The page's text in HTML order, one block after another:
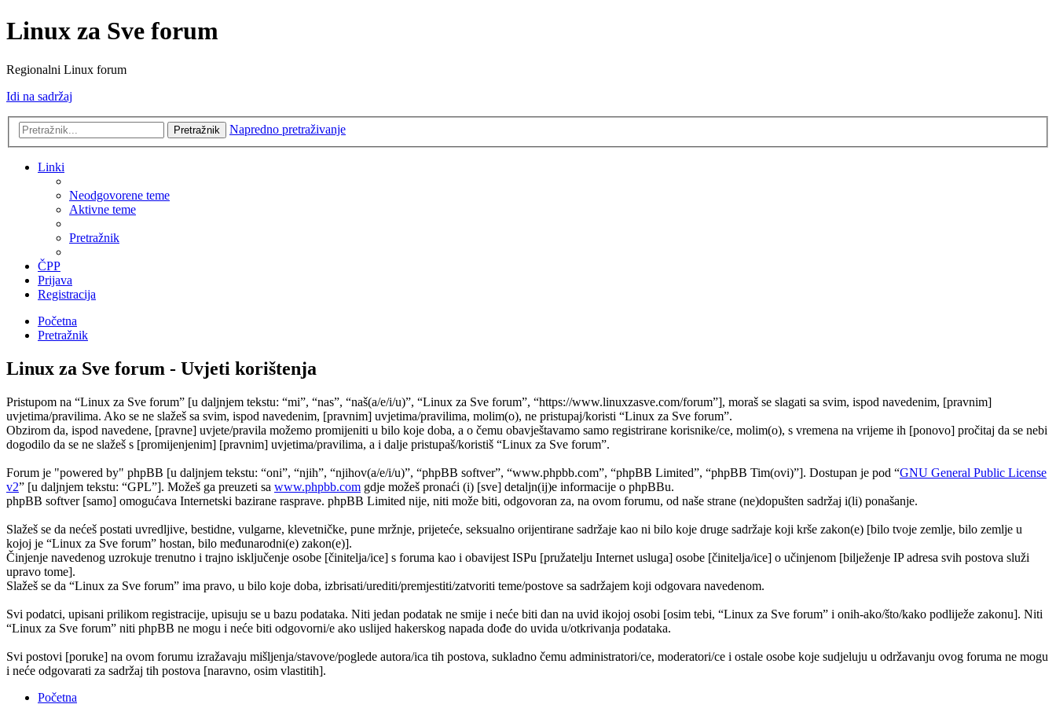
Linux za Sve forum
Regionalni Linux forum
Idi na sadržaj
Pretražnik Napredno pretraživanje
Linki
Neodgovorene teme
Aktivne teme
Pretražnik
ČPP
Prijava
Registracija
Početna
Pretražnik
Linux za Sve forum - Uvjeti korištenja
Pristupom na “Linux za Sve forum” [u daljnjem tekstu: “mi”, “nas”, “naš(a/e/i/u)”, “Linux za Sve forum”, “https://www.linuxzasve.com/forum”], moraš se slagati sa svim, ispod navedenim, [pravnim]
uvjetima/pravilima. Ako se ne slažeš sa svim, ispod navedenim, [pravnim] uvjetima/pravilima, molim(o), ne pristupaj/koristi “Linux za Sve forum”.
Obzirom da, ispod navedene, [pravne] uvjete/pravila možemo promijeniti u bilo koje doba, a o čemu obavještavamo samo registrirane korisnike/ce, molim(o), s vremena na vrijeme ih [ponovo] pročitaj da se nebi
dogodilo da se ne slažeš s [promijenjenim] [pravnim] uvjetima/pravilima, a i dalje pristupaš/koristiš “Linux za Sve forum”.
Forum je "powered by" phpBB [u daljnjem tekstu: “oni”, “njih”, “njihov(a/e/i/u)”, “phpBB softver”, “www.phpbb.com”, “phpBB Limited”, “phpBB Tim(ovi)”]. Dostupan je pod “GNU General Public License
v2” [u daljnjem tekstu: “GPL”]. Možeš ga preuzeti sa www.phpbb.com gdje možeš pronaći (i) [sve] detaljn(ij)e informacije o phpBBu.
phpBB softver [samo] omogućava Internetski bazirane rasprave. phpBB Limited nije, niti može biti, odgovoran za, na ovom forumu, od naše strane (ne)dopušten sadržaj i(li) ponašanje.
Slažeš se da nećeš postati uvredljive, bestidne, vulgarne, klevetničke, pune mržnje, prijeteće, seksualno orijentirane sadržaje kao ni bilo koje druge sadržaje koji krše zakon(e) [bilo tvoje zemlje, bilo zemlje u
kojoj je “Linux za Sve forum” hostan, bilo međunarodni(e) zakon(e)].
Činjenje navedenog uzrokuje trenutno i trajno isključenje osobe [činitelja/ice] s foruma kao i obavijest ISPu [pružatelju Internet usluga] osobe [činitelja/ice] o učinjenom [bilježenje IP adresa svih postova služi
upravo tome].
Slažeš se da “Linux za Sve forum” ima pravo, u bilo koje doba, izbrisati/urediti/premjestiti/zatvoriti teme/postove sa sadržajem koji odgovara navedenom.
Svi podatci, upisani prilikom registracije, upisuju se u bazu podataka. Niti jedan podatak ne smije i neće biti dan na uvid ikojoj osobi [osim tebi, “Linux za Sve forum” i onih-ako/što/kako podliježe zakonu]. Niti
“Linux za Sve forum” niti phpBB ne mogu i neće biti odgovorni/e ako uslijed hakerskog napada dođe do uvida u/otkrivanja podataka.
Svi postovi [poruke] na ovom forumu izražavaju mišljenja/stavove/poglede autora/ica tih postova, sukladno čemu administratori/ce, moderatori/ce i ostale osobe koje sudjeluju u održavanju ovog foruma ne mogu
i neće odgovarati za sadržaj tih postova [naravno, osim vlastitih].
Početna